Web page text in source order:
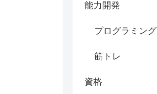
能力開発
プログラミング
筋トレ
資格